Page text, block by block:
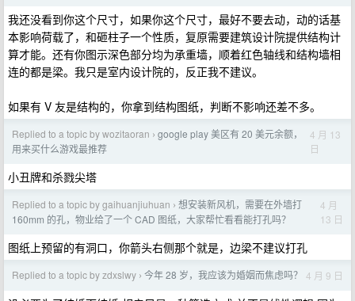
我还没看到你这个尺寸，如果你这个尺寸，最好不要去动，动的话基
本影响荷载了，和砸柱子一个性质，复原需要建筑设计院提供结构计
算才能。还有你图示深色部分均为承重墙，顺着红色轴线和结构墙相
连的都是梁。我只是室内设计院的，反正我不建议。
如果有 V 友是结构的，你拿到结构图纸，判断不影响还差不多。
Replied to a topic by wozitaoran › google play 美区有 20 美元余额，
用来买什么游戏最推荐
4 月 13
日
小丑牌和杀戮尖塔
Replied to a topic by gaihuanjiuhuan › 想安装新风机，需要在外墙打
160mm 的孔，物业给了一个 CAD 图纸，大家帮忙看看能打孔吗？
4 月
13 日
图纸上预留的有洞口，你箭头右侧那个就是，边梁不建议打孔
Replied to a topic by zdxslwy › 今年 28 岁，我应该为婚姻而焦虑吗？ 4 月 9 日